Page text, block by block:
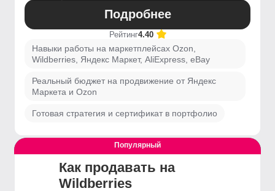
Подробнее
Рейтинг4.40
Навыки работы на маркетплейсах Ozon,
Wildberries, Яндекс Маркет, AliExpress, eBay
Реальный бюджет на продвижение от Яндекс
Маркета и Ozon
Готовая стратегия и сертификат в портфолио
Выгодный
Популярный
Как продавать на
Wildberries